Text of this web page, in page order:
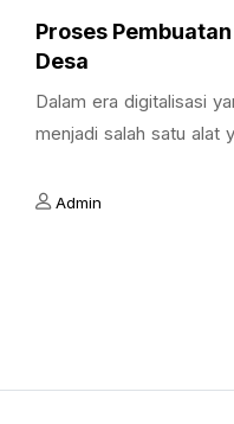
Proses
Desa
Dalam era digitalisasi
menjadi salah satu alat
Admin